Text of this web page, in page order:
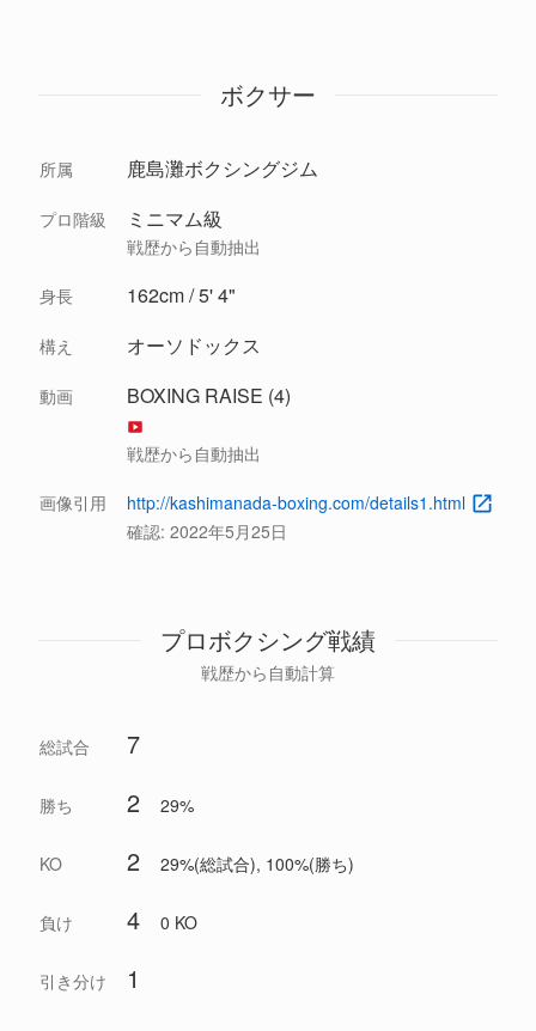
ボクサー
所属 鹿島灘ボクシングジム
プロ階級 ミニマム級
戦歴から自動抽出
身長 162cm / 5' 4"
構え オーソドックス
動画 BOXING RAISE (4)
戦歴から自動抽出
画像引用
http://kashimanada-boxing.com/details1.html
確認: 2022年5月25日
プロボクシング戦績
戦歴から自動計算
総試合 7
勝ち 2 29%
KO 2 29%(総試合), 100%(勝ち)
負け 4 0 KO
引き分け 1